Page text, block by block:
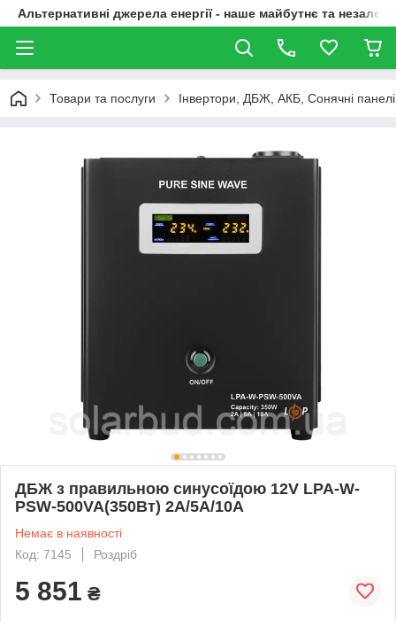
Альтернативні джерела енергії - наше майбутнє та
Товари та послуги Інвертори, ДБЖ, АКБ, Сонячні
ДБЖ з правильною синусоїдою 12V LPA-W-
PSW-500VA(350Вт) 2A/5A/10A
Немає в наявності
Код: 7145
Роздріб
5 851 ₴